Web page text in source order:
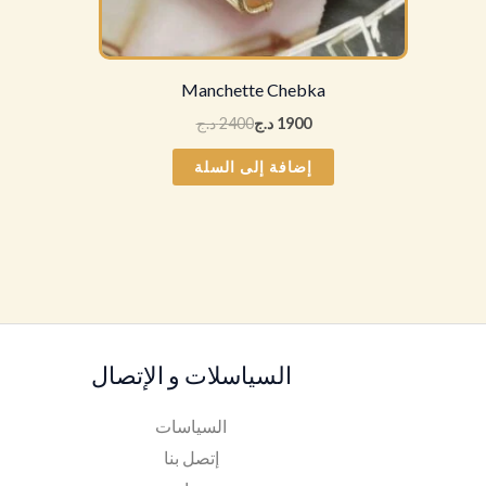
Manchette Chebka
2400د.ج 1900 د.ج
إضافة إلى السلة
السياسلات و الإتصال
السياسات
إتصل بنا